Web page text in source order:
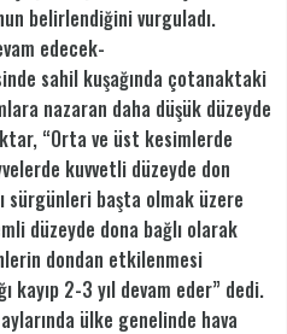
belirlendiğini vurguladı.
edecek-
sahil kuşağında çotanaktaki
nazaran daha düşük düzeyde
“Orta ve üst kesimlerde
kuvvetli düzeyde don
sürgünleri başta olmak üzere
düzeyde dona bağlı olarak
dondan etkilenmesi
kayıp 2-3 yıl devam eder” dedi.
ülke genelinde hava